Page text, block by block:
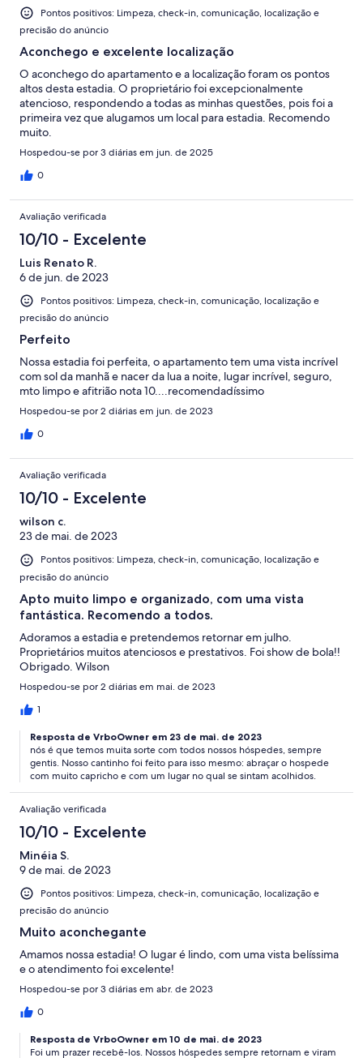
Pontos positivos: Limpeza, check-in, comunicação, localização e
precisão do anúncio
Aconchego e excelente localização
O aconchego do apartamento e a localização foram os pontos
altos desta estadia. O proprietário foi excepcionalmente
atencioso, respondendo a todas as minhas questões, pois foi a
primeira vez que alugamos um local para estadia. Recomendo
muito.
Hospedou-se por 3 diárias em jun. de 2025
0
Avaliação verificada
10/10 - Excelente
Luis Renato R.
6 de jun. de 2023
Pontos positivos: Limpeza, check-in, comunicação, localização e
precisão do anúncio
Perfeito
Nossa estadia foi perfeita, o apartamento tem uma vista incrível
com sol da manhã e nacer da lua a noite, lugar incrível, seguro,
mto limpo e afitrião nota 10....recomendadíssimo
Hospedou-se por 2 diárias em jun. de 2023
0
Avaliação verificada
10/10 - Excelente
wilson c.
23 de mai. de 2023
Pontos positivos: Limpeza, check-in, comunicação, localização e
precisão do anúncio
Apto muito limpo e organizado, com uma vista
fantástica. Recomendo a todos.
Adoramos a estadia e pretendemos retornar em julho.
Proprietários muitos atenciosos e prestativos. Foi show de bola!!
Obrigado. Wilson
Hospedou-se por 2 diárias em mai. de 2023
1
Resposta de VrboOwner em 23 de mai. de 2023
nós é que temos muita sorte com todos nossos hóspedes, sempre
gentis. Nosso cantinho foi feito para isso mesmo: abraçar o hospede
com muito capricho e com um lugar no qual se sintam acolhidos.
Avaliação verificada
10/10 - Excelente
Minéia S.
9 de mai. de 2023
Pontos positivos: Limpeza, check-in, comunicação, localização e
precisão do anúncio
Muito aconchegante
Amamos nossa estadia! O lugar é lindo, com uma vista belíssima
e o atendimento foi excelente!
Hospedou-se por 3 diárias em abr. de 2023
0
Resposta de VrboOwner em 10 de mai. de 2023
Foi um prazer recebê-los. Nossos hóspedes sempre retornam e viram